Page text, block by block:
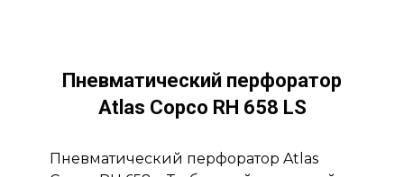
Пневматический перфоратор
Atlas Copco RH 658 LS
Пневматический перфоратор Atlas